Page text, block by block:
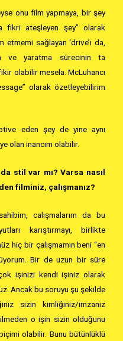
onu film yapmaya, bir şey
fikri ateşleyen şey” olarak
sağlayan ‘drive’ı da,
ve yaratma sürecinin ta
olabilir mesela. McLuhancı
olarak özetleyebilirim
eden şey de yine aynı
olan inancım olabilir.
stil var mı? Varsa nasıl
filminiz, çalışmanız?
calışmalarım da bu
karıştırmayı, birlikte
hiç bir çalışmamın beni “en
Bir de uzun bir süre
işinizi kendi işiniz olarak
Ancak bu soruyu şu şekilde
sizin kimliğiniz/imzanız
o işin sizin olduğunu
olabilir. Bunu bütünlüklü